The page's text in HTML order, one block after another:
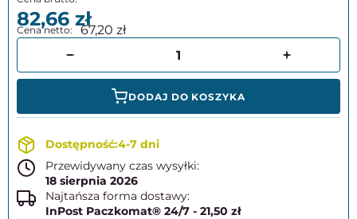
82,66 67,20
DODAJ DO KOSZYKA
4-7 dni
Przewidywany czas wysyłki:
18 sierpnia 2026
Najtańsza forma dostawy:
InPost Paczkomat® 24/7 - 21,50 zł